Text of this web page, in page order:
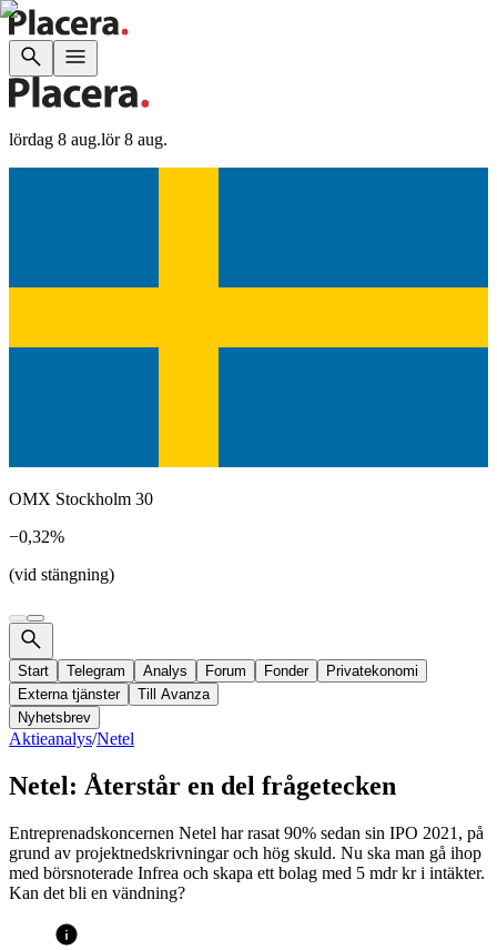
lördag 8 aug.lör 8 aug.
OMX Stockholm 30
−0,32%
(vid stängning)
Start Telegram Analys Forum Fonder
Privatekonomi
Externa tjänster
Till Avanza
Nyhetsbrev
Aktieanalys/Netel
Netel: Återstår en del frågetecken
Entreprenadskoncernen Netel har rasat 90% sedan sin IPO 2021, på
grund av projektnedskrivningar och hög skuld. Nu ska man gå ihop
med börsnoterade Infrea och skapa ett bolag med 5 mdr kr i intäkter.
Kan det bli en vändning?